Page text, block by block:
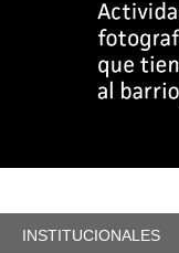
INSTITUCIONALES